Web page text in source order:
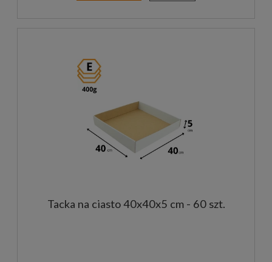
Tacka na ciasto 40x40x5 cm - 60 szt.